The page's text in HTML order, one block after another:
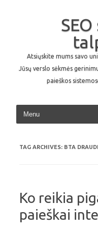
Atsiųskite mums savo
Jūsų verslo sėkmės
paieškos
TAG ARCHIVES: BTA
Ko reikia
paieškai